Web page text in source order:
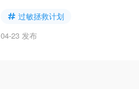
过敏拯救计划
04-23 发布